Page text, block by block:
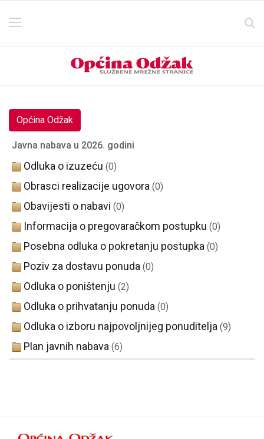
Općina Odžak
Javna nabava u 2026. godini
Odluka o izuzeću (0)
Obrasci realizacije ugovora (0)
Obavijesti o nabavi (0)
Informacija o pregovaračkom postupku (0)
Posebna odluka o pokretanju postupka (0)
Poziv za dostavu ponuda (0)
Odluka o poništenju (2)
Odluka o prihvatanju ponuda (0)
Odluka o izboru najpovoljnijeg ponuditelja (9)
Plan javnih nabava (6)